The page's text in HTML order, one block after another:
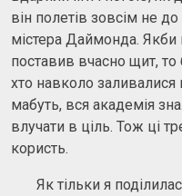
він полетів зовсім не
містера Даймонда. Якби
поставив вчасно щит,
хто навколо заливалися
мабуть, вся академія
влучати в ціль. Тож ці
користь.
Як тільки я